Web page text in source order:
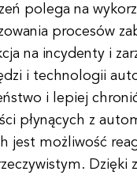
polega na
procesów
na incydenty i
i technologii
i lepiej
płynących z
jest możliwość
Dzięki